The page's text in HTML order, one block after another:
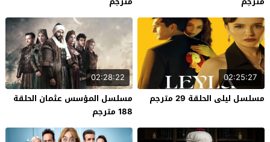
02:25:27
مسلسل ليلى الحلقة 29 مترجم
02:28:22
مسلسل المؤسس عثمان الحلقة
188 مترجم